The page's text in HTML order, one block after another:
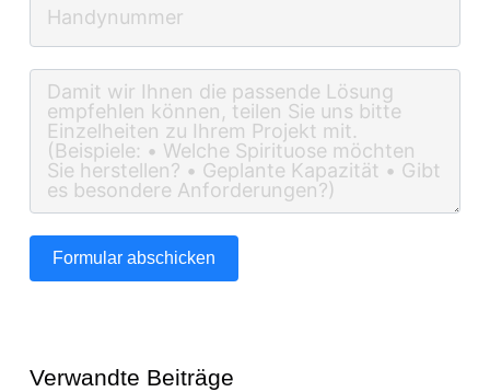
Formular abschicken
Verwandte Beiträge